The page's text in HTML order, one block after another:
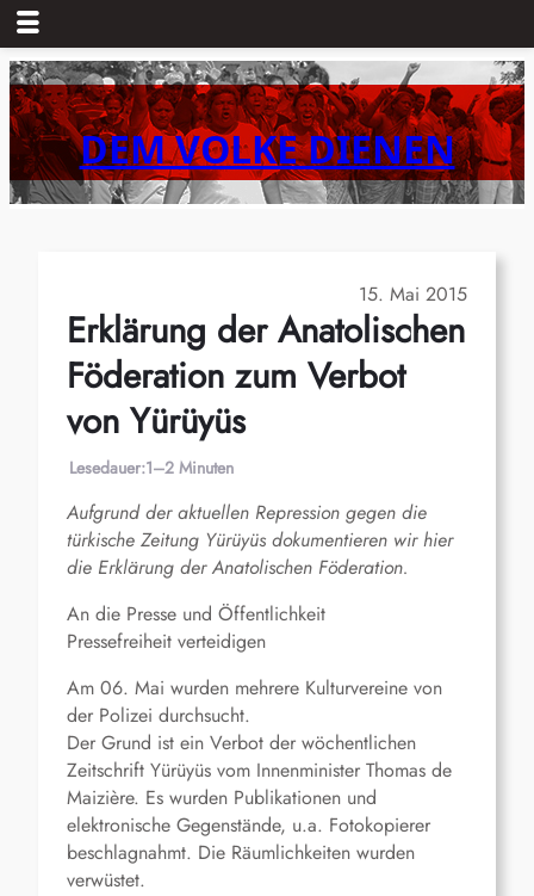
Zum
Inhalt
springenDEM VOLKE DIENEN
15. Mai 2015
Erklärung der Anatolischen
Föderation zum Verbot
von Yürüyüs
Lesedauer:1–2 Minuten
Aufgrund der aktuellen Repression gegen die
türkische Zeitung Yürüyüs dokumentieren wir hier
die Erklärung der Anatolischen Föderation.
An die Presse und Öffentlichkeit
Pressefreiheit verteidigen
Am 06. Mai wurden mehrere Kulturvereine von
der Polizei durchsucht.
Der Grund ist ein Verbot der wöchentlichen
Zeitschrift Yürüyüs vom Innenminister Thomas de
Maizière. Es wurden Publikationen und
elektronische Gegenstände, u.a. Fotokopierer
beschlagnahmt. Die Räumlichkeiten wurden
verwüstet.